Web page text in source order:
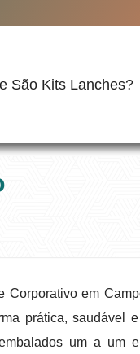
São Kits Lanches?
Corporativo em
prática, saudável
um a um